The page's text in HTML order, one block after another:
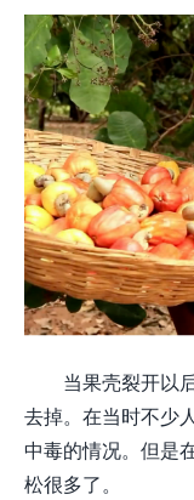
当果壳裂开以
去掉。在当时不少
中毒的情况。但是
松很多了。